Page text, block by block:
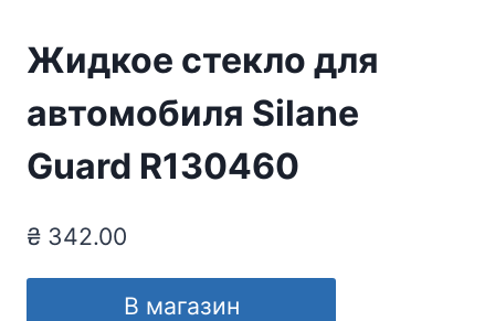
Жидкое стекло для
автомобиля Silane
Guard R130460
₴ 342.00
В магазин